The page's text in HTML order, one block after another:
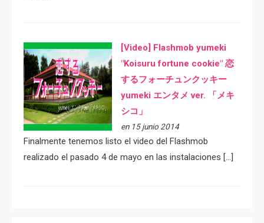
[Video] Flashmob yumeki
"Koisuru fortune cookie" 恋
するフォーチュンクッキー
yumeki エンタメ ver. 「メキ
シコ」
en 15 junio 2014
Finalmente tenemos listo el video del Flashmob
realizado el pasado 4 de mayo en las instalaciones […]